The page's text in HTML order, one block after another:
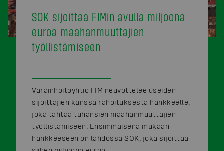
SOK sijoittaa FIMin avulla miljoona
euroa maahanmuuttajien
työllistämiseen
Varainhoitoyhtiö FIM neuvottelee useiden
sijoittajien kanssa rahoituksesta hankkeelle,
joka tähtää tuhansien maahanmuuttajien
työllistämiseen. Ensimmäisenä mukaan
hankkeeseen on lähdössä SOK, joka sijoittaa